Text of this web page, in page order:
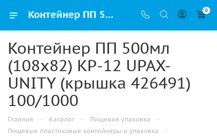
Контейнер ПП 500мл (108х82) КР-12 UPAX-UNITY (крышка 426491) 100/1000 купить оптом и розницу с доставкой в Казани 0
Контейнер ПП 500мл
(108х82) КР-12 UPAX-
UNITY (крышка 426491)
100/1000
Главная — Каталог — Пищевая упаковка —
Пищевые пластиковые контейнеры и упаковка —